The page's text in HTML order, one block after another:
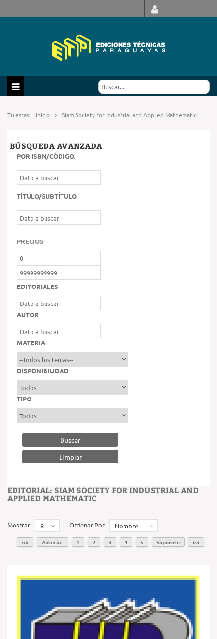
Tu estas: Inicio Siam Society for Industrial and Applied Mathematic
BÚSQUEDA AVANZADA
POR ISBN/CÓDIGO.
TÍTULO/SUBTÍTULO.
PRECIOS
EDITORIALES
AUTOR
MATERIA
DISPONIBILIDAD
TIPO
Buscar
EDITORIAL: SIAM SOCIETY FOR INDUSTRIAL AND
APPLIED MATHEMATIC
Mostrar 8 Ordenar Por Nombre
«« Anterior 1 2 3 4 5 Siguiente »»